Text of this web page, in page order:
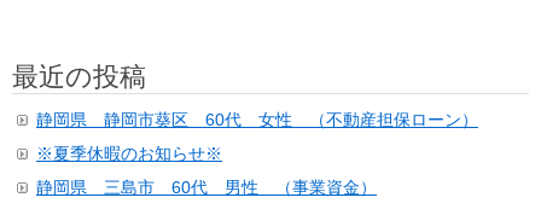
最近の投稿
静岡県 静岡市葵区 60代 女性 （不動産担保ローン）
※夏季休暇のお知らせ※
静岡県 三島市 60代 男性 （事業資金）